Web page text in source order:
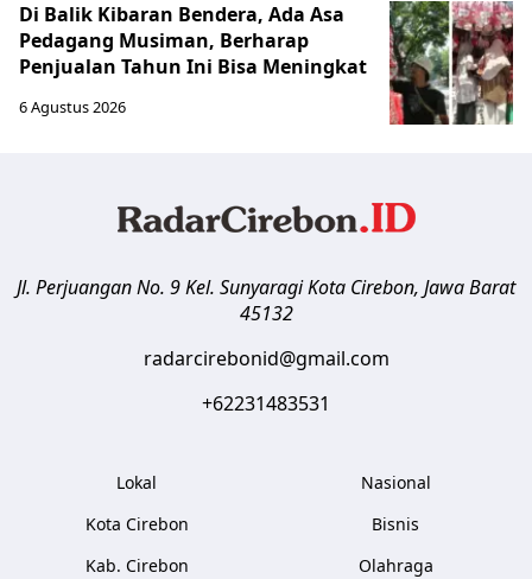
Di Balik Kibaran Bendera, Ada Asa
Pedagang Musiman, Berharap
Penjualan Tahun Ini Bisa Meningkat
6 Agustus 2026
Jl. Perjuangan No. 9 Kel. SunyaragiKota Cirebon, Jawa Barat
45132
radarcirebonid@gmail.com
+62231483531
Lokal
Kota Cirebon
Kab. Cirebon
Nasional
Bisnis
Olahraga